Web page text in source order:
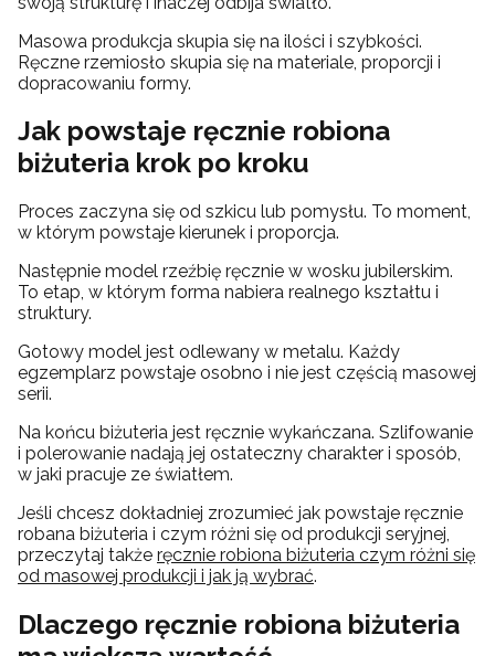
Masowa produkcja skupia się na ilości i szybkości.
Ręczne rzemiosło skupia się na materiale, proporcji i
dopracowaniu formy.
Jak powstaje ręcznie robiona
biżuteria krok po kroku
Proces zaczyna się od szkicu lub pomysłu. To moment,
w którym powstaje kierunek i proporcja.
Następnie model rzeźbię ręcznie w wosku jubilerskim.
To etap, w którym forma nabiera realnego kształtu i
struktury.
Gotowy model jest odlewany w metalu. Każdy
egzemplarz powstaje osobno i nie jest częścią masowej
serii.
Na końcu biżuteria jest ręcznie wykańczana. Szlifowanie
i polerowanie nadają jej ostateczny charakter i sposób,
w jaki pracuje ze światłem.
Jeśli chcesz dokładniej zrozumieć jak powstaje ręcznie
robana biżuteria i czym różni się od produkcji seryjnej,
przeczytaj także ręcznie robiona biżuteria czym różni się
od masowej produkcji i jak ją wybrać.
Dlaczego ręcznie robiona biżuteria